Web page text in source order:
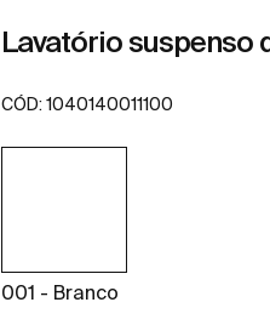
Lavatório suspenso
CÓD: 1040140011100
001 - Branco